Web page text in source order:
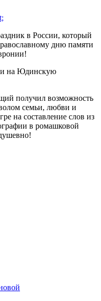
в России, который
дню памяти
на Юдинскую
получил возможность
семьи, любви и
на составление слов из
в ромашковой